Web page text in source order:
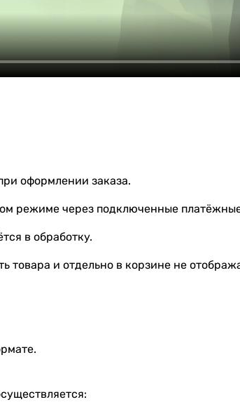
оформлении заказа.
режиме через подключенные
в обработку.
и отдельно в корзине не